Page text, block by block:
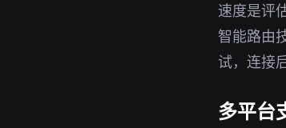
速度是评
智能路由
试，连接
多平台